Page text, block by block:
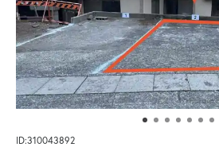
ID:310043892